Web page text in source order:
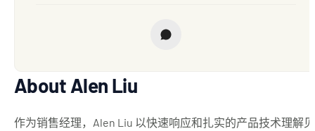
About Alen Liu
作为销售经理，Alen Liu 以快速响应和扎实的产品技术理解见